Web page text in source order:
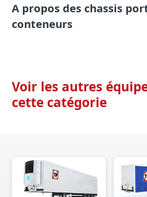
A propos des chassis
conteneurs
Voir les autres
cette catégorie